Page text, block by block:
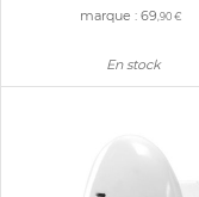
marque :69 ,90 €
En stock